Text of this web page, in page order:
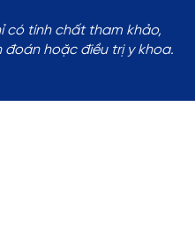
có tính chất tham khảo,
hoặc điều trị y khoa.